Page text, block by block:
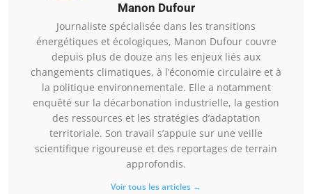
Manon Dufour
Journaliste spécialisée dans les transitions
énergétiques et écologiques, Manon Dufour couvre
depuis plus de douze ans les enjeux liés aux
changements climatiques, à l’économie circulaire et à
la politique environnementale. Elle a notamment
enquêté sur la décarbonation industrielle, la gestion
des ressources et les stratégies d’adaptation
territoriale. Son travail s’appuie sur une veille
scientifique rigoureuse et des reportages de terrain
approfondis.
Voir tous les articles →